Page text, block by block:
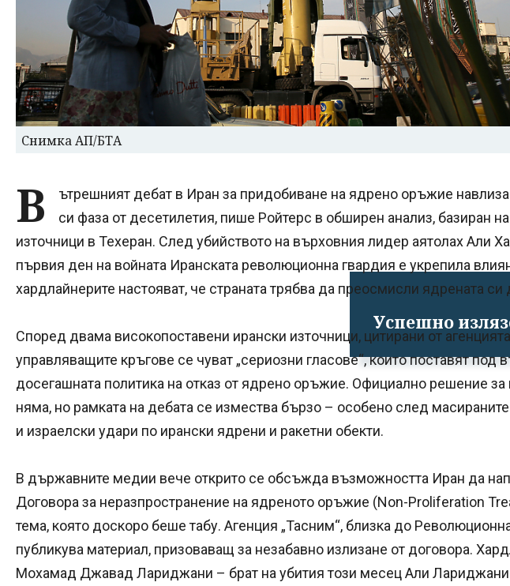
Успешно
Снимка АП/БТА
В
ътрешният дебат в Иран за придобиване на ядрено оръжие навлиза
си фаза от десетилетия, пише Ройтерс в обширен анализ, базиран
източници в Техеран. След убийството на върховния лидер аятолах Али
първия ден на войната Иранската революционна гвардия е укрепила
хардлайнерите настояват, че страната трябва да преосмисли ядрената си
Според двама високопоставени ирански източници, цитирани от
управляващите кръгове се чуват „сериозни гласове“, които поставят под
досегашната политика на отказ от ядрено оръжие. Официално решение
няма, но рамката на дебата се измества бързо – особено след
и израелски удари по ирански ядрени и ракетни обекти.
В държавните медии вече открито се обсъжда възможността Иран да
Договора за неразпространение на ядреното оръжие (Non-Proliferation
тема, която доскоро беше табу. Агенция „Тасним“, близка до
публикува материал, призоваващ за незабавно излизане от договора.
Мохамад Джавад Лариджани – брат на убития този месец Али Лариджани